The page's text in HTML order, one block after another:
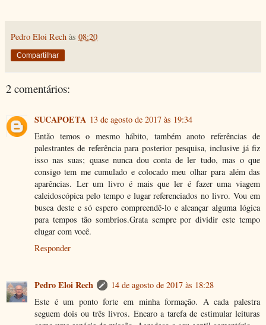
Pedro Eloi Rech às 08:20
Compartilhar
2 comentários:
SUCAPOETA 13 de agosto de 2017 às 19:34
Então temos o mesmo hábito, também anoto referências de
palestrantes de referência para posterior pesquisa, inclusive já fiz
isso nas suas; quase nunca dou conta de ler tudo, mas o que
consigo tem me cumulado e colocado meu olhar para além das
aparências. Ler um livro é mais que ler é fazer uma viagem
caleidoscópica pelo tempo e lugar referenciados no livro. Vou em
busca deste e só espero compreendê-lo e alcançar alguma lógica
para tempos tão sombrios.Grata sempre por dividir este tempo
elugar com você.
Responder
Pedro Eloi Rech
14 de agosto de 2017 às 18:28
Este é um ponto forte em minha formação. A cada palestra
seguem dois ou três livros. Encaro a tarefa de estimular leituras